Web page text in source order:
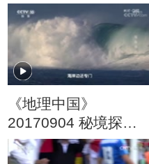
《地理中国》
20170904 秘境探奇·
海角奇村